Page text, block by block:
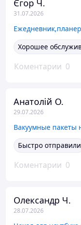
Єгор Ч.
31.07.2026
Хорошее
Коментарии 0
Анатолій О.
29.07.2026
Быстро отправили
Коментарии 0
Олександр Ч.
28.07.2026